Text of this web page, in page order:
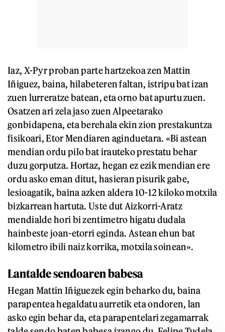
Iaz, X-Pyr proban parte hartzekoa zen Mattin
Iñiguez, baina, hilabeteren faltan, istripu bat izan
zuen lurreratze batean, eta orno bat apurtu zuen.
Osatzen ari zela jaso zuen Alpeetarako
gonbidapena, eta berehala ekin zion prestakuntza
fisikoari, Etor Mendiaren aginduetara. «Bi astean
mendian ordu pilo bat irauteko prestatu behar
duzu gorputza. Hortaz, hegan ez ezik mendian ere
ordu asko eman ditut, hasieran pisurik gabe,
lesioagatik, baina azken aldera 10-12 kiloko motxila
bizkarrean hartuta. Uste dut Aizkorri-Aratz
mendialde hori bi zentimetro higatu dudala
hainbeste joan-etorri eginda. Astean ehun bat
kilometro ibili naiz korrika, motxila soinean».
Lantalde sendoaren babesa
Hegan Mattin Iñiguezek egin beharko du, baina
parapentea hegaldatu aurretik eta ondoren, lan
asko egin behar da, eta parapentelari zegamarrak